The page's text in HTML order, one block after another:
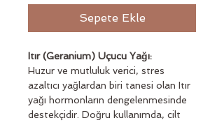
Sepete Ekle
Itır (Geranium) Uçucu Yağı:
Huzur ve mutluluk verici, stres
azaltıcı yağlardan biri tanesi olan Itır
yağı hormonların dengelenmesinde
destekçidir. Doğru kullanımda, cilt